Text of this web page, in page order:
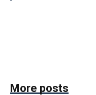
More posts